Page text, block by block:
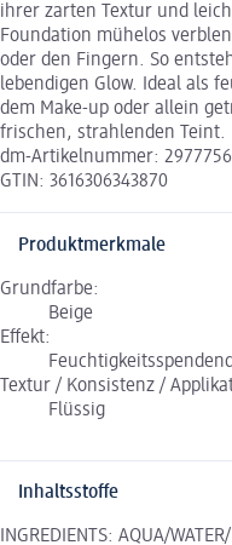
ihrer zarten Textur und
Foundation mühelos
oder den Fingern. So
lebendigen Glow. Ideal als
dem Make-up oder allein
frischen, strahlenden Teint.
dm-Artikelnummer: 2977756
GTIN: 3616306343870
Produktmerkmale
Grundfarbe:
Beige
Effekt:
Feuchtigkeitsspendend
Textur / Konsistenz /
Flüssig
Inhaltsstoffe
INGREDIENTS: AQUA/